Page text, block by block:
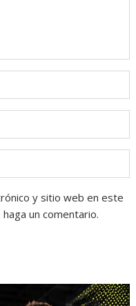
y sitio web en este
un comentario.